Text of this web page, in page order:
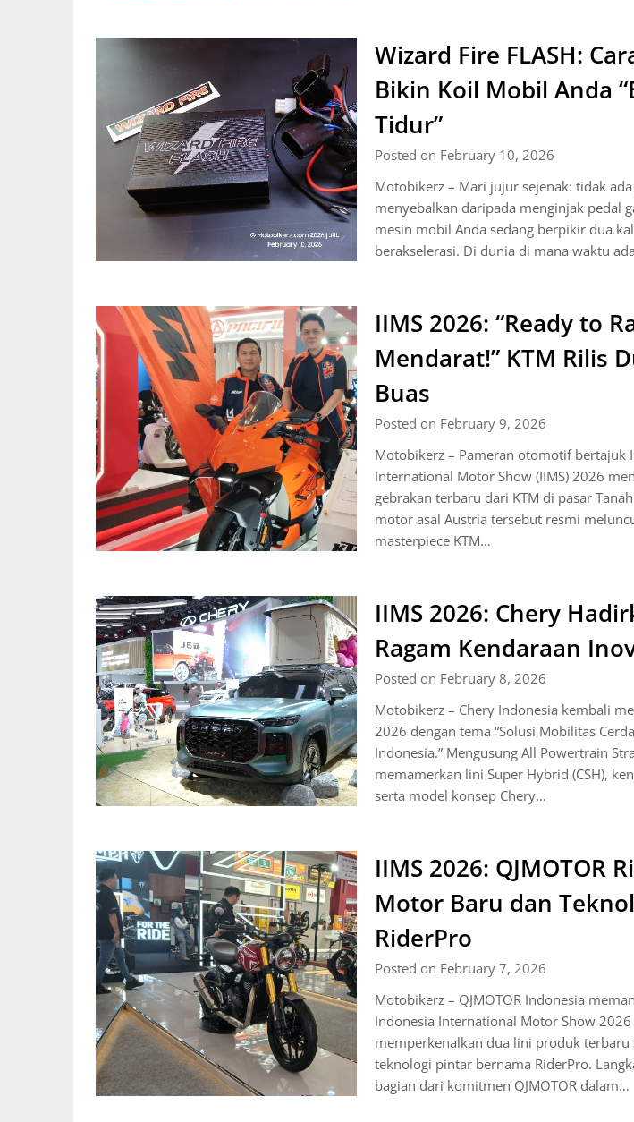
Wizard Fire FLASH:
Bikin Koil Mobil Anda
Tidur”
Posted on February 10, 2026
Motobikerz – Mari jujur sejenak: tidak
menyebalkan daripada menginjak pedal
mesin mobil Anda sedang berpikir dua
berakselerasi. Di dunia di mana waktu
IIMS 2026: “Ready to
Mendarat!” KTM Rilis
Buas
Posted on February 9, 2026
Motobikerz – Pameran otomotif bertajuk
International Motor Show (IIMS) 2026
gebrakan terbaru dari KTM di pasar
motor asal Austria tersebut resmi
masterpiece KTM…
IIMS 2026: Chery
Ragam Kendaraan
Posted on February 8, 2026
Motobikerz – Chery Indonesia kembali
2026 dengan tema “Solusi Mobilitas
Indonesia.” Mengusung All Powertrain
memamerkan lini Super Hybrid (CSH),
serta model konsep Chery…
IIMS 2026: QJMOTOR
Motor Baru dan
RiderPro
Posted on February 7, 2026
Motobikerz – QJMOTOR Indonesia
Indonesia International Motor Show
memperkenalkan dua lini produk terbaru
teknologi pintar bernama RiderPro.
bagian dari komitmen QJMOTOR dalam…